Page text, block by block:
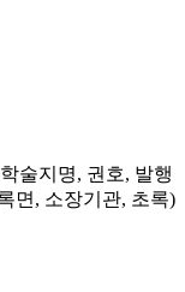
술지명, 권호, 발행
면, 소장기관, 초록)